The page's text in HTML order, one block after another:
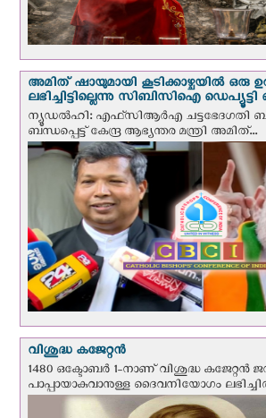
അമിത് ഷായുമായി കൂടിക്കാഴ്ചയില്‍ ഒരു
ലഭിച്ചിട്ടില്ലെന്നു സിബിസിഐ
ന്യൂഡല്‍ഹി: എഫ്‌സിആര്‍എ ചട്ടഭേദഗതി
ബന്ധപ്പെട്ട് കേന്ദ്ര ആഭ്യന്തര മന്ത്രി അമിത്...
വിശുദ്ധ കജേറ്റന്‍
1480 ഒക്ടോബര്‍ 1-നാണ് വിശുദ്ധ കജേറ്റന്‍
പാപ്പായാകുവാനുള്ള ദൈവനിയോഗം